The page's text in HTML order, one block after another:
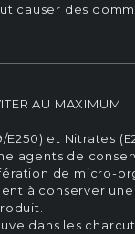
causer des
AU MAXIMUM
E250) et Nitrates
agents de
de micro-
à conserver
dans les